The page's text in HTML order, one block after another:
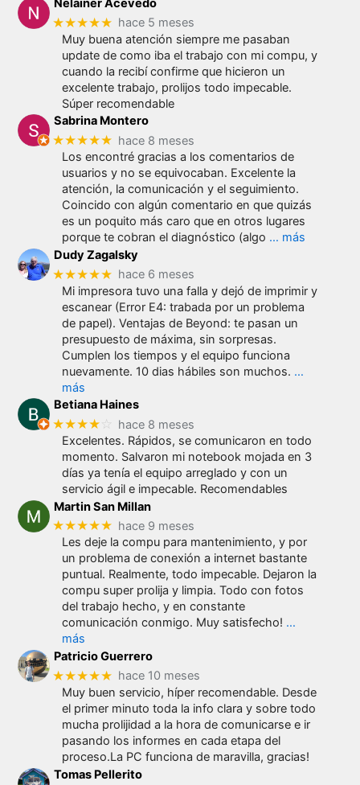
Nelainer Acevedo
★★★★★ hace 5 meses
Muy buena atención siempre me pasaban
update de como iba el trabajo con mi compu, y
cuando la recibí confirme que hicieron un
excelente trabajo, prolijos todo impecable.
Súper recomendable
Sabrina Montero
★★★★★ hace 8 meses
Los encontré gracias a los comentarios de
usuarios y no se equivocaban. Excelente la
atención, la comunicación y el seguimiento.
Coincido con algún comentario en que quizás
es un poquito más caro que en otros lugares
porque te cobran el diagnóstico (algo … más
Dudy Zagalsky
★★★★★ hace 6 meses
Mi impresora tuvo una falla y dejó de imprimir y
escanear (Error E4: trabada por un problema
de papel). Ventajas de Beyond: te pasan un
presupuesto de máxima, sin sorpresas.
Cumplen los tiempos y el equipo funciona
nuevamente. 10 dias hábiles son muchos. …
más
Betiana Haines
★★★★ ☆
hace 8 meses
Excelentes. Rápidos, se comunicaron en todo
momento. Salvaron mi notebook mojada en 3
días ya tenía el equipo arreglado y con un
servicio ágil e impecable. Recomendables
Martin San Millan
★★★★★ hace 9 meses
Les deje la compu para mantenimiento, y por
un problema de conexión a internet bastante
puntual. Realmente, todo impecable. Dejaron la
compu super prolija y limpia. Todo con fotos
del trabajo hecho, y en constante
comunicación conmigo. Muy satisfecho! …
más
Patricio Guerrero
★★★★★ hace 10 meses
Muy buen servicio, híper recomendable. Desde
el primer minuto toda la info clara y sobre todo
mucha prolijidad a la hora de comunicarse e ir
pasando los informes en cada etapa del
proceso.La PC funciona de maravilla, gracias!
Tomas Pellerito